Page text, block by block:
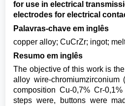
for use in electrical
electrodes for electrical
Palavras-chave em inglês
copper alloy; CuCrZr; ingot;
Resumo em inglês
The objective of this work is
alloy wire-chromiumzirconium
composition Cu-0,7% Cr-
steps were, buttons were